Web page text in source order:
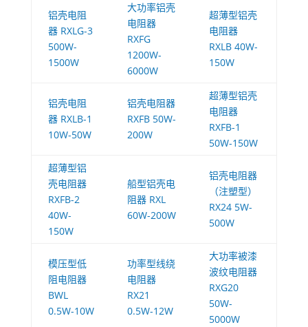
铝壳电阻
器 RXLG-3
500W-
1500W
大功率铝壳
电阻器
RXFG
1200W-
6000W
超薄型铝壳
电阻器
RXLB 40W-
150W
铝壳电阻
器 RXLB-1
10W-50W
铝壳电阻器
RXFB 50W-
200W
超薄型铝壳
电阻器
RXFB-1
50W-150W
超薄型铝
壳电阻器
RXFB-2
40W-
150W
船型铝壳电
阻器 RXL
60W-200W
铝壳电阻器
（注塑型）
RX24 5W-
500W
模压型低
阻电阻器
BWL
0.5W-10W
功率型线绕
电阻器
RX21
0.5W-12W
大功率被漆
波纹电阻器
RXG20
50W-
5000W